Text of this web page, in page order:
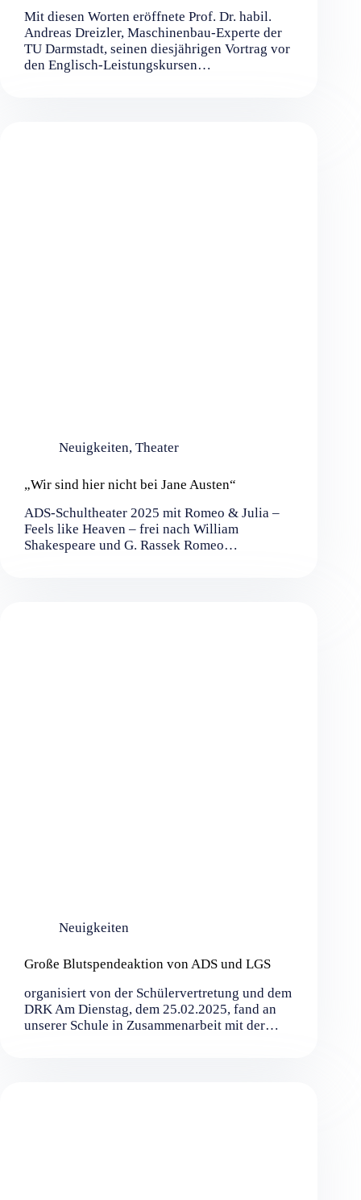
Mit diesen Worten eröffnete Prof. Dr. habil.
Andreas Dreizler, Maschinenbau-Experte der
TU Darmstadt, seinen diesjährigen Vortrag vor
den Englisch-Leistungskursen…
Neuigkeiten, Theater
„Wir sind hier nicht bei Jane Austen“
ADS-Schultheater 2025 mit Romeo & Julia –
Feels like Heaven – frei nach William
Shakespeare und G. Rassek Romeo…
Neuigkeiten
Große Blutspendeaktion von ADS und LGS
organisiert von der Schülervertretung und dem
DRK Am Dienstag, dem 25.02.2025, fand an
unserer Schule in Zusammenarbeit mit der…